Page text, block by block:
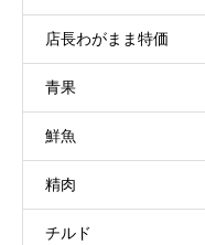
店長わがまま特価
青果
鮮魚
精肉
チルド